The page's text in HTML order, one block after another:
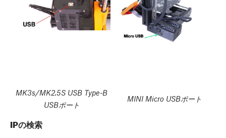
MK3s/MK2.5S USB Type-B
USBポート
MINI Micro USBポート
IPの検索